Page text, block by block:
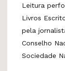
Leitura
Livros
pela
Conselho
Sociedade